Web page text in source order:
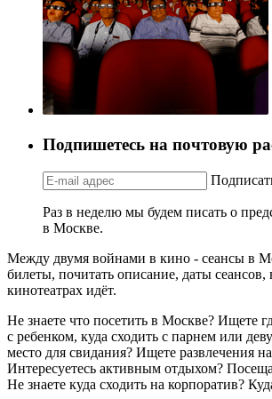
Подпишетесь на почтовую
Раз в неделю мы будем писать о
в Москве.
Между двумя войнами в кино - сеансы в
билеты, почитать описание, даты сеансов,
кинотеатрах идёт.
Не знаете что посетить в Москве? Ищете
с ребенком, куда сходить с парнем или
место для свидания? Ищете развлечения
Интересуетесь активным отдыхом?
Не знаете куда сходить на корпоратив?